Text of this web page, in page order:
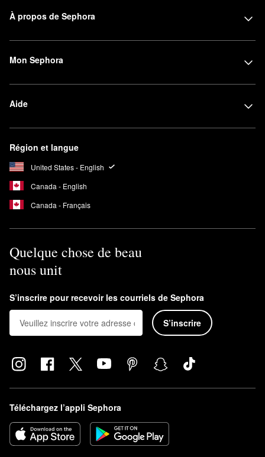
À propos de Sephora
Mon Sephora
Aide
Région et langue
United States - English
Canada - English
Canada - Français
Quelque chose de beau
nous unit
S’inscrire pour recevoir les courriels de Sephora
S’inscrire
Téléchargez l’appli Sephora